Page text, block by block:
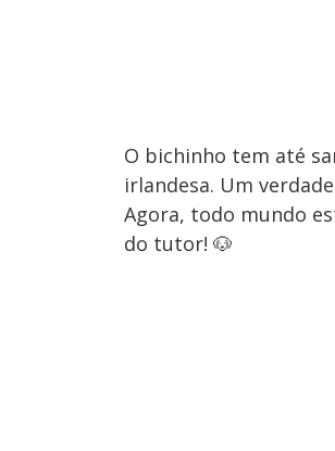
O bichinho tem até
irlandesa. Um
Agora, todo mundo
do tutor! 🐶